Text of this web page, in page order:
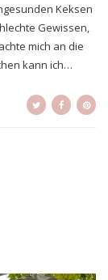
Keksen
Gewissen,
mich an die
kann ich…